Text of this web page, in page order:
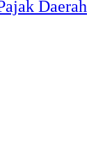
Daerah